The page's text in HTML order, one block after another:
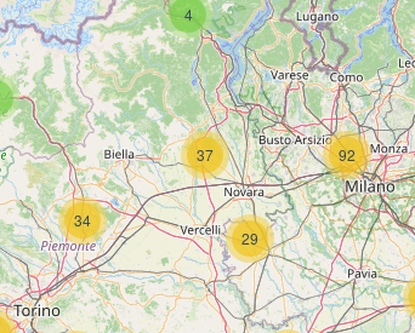
34
37
29
4
92